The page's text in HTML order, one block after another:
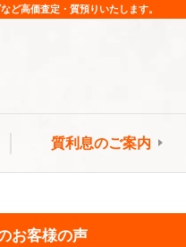
ど高価査定・質預りいたします。
質利息のご案内
お客様の声